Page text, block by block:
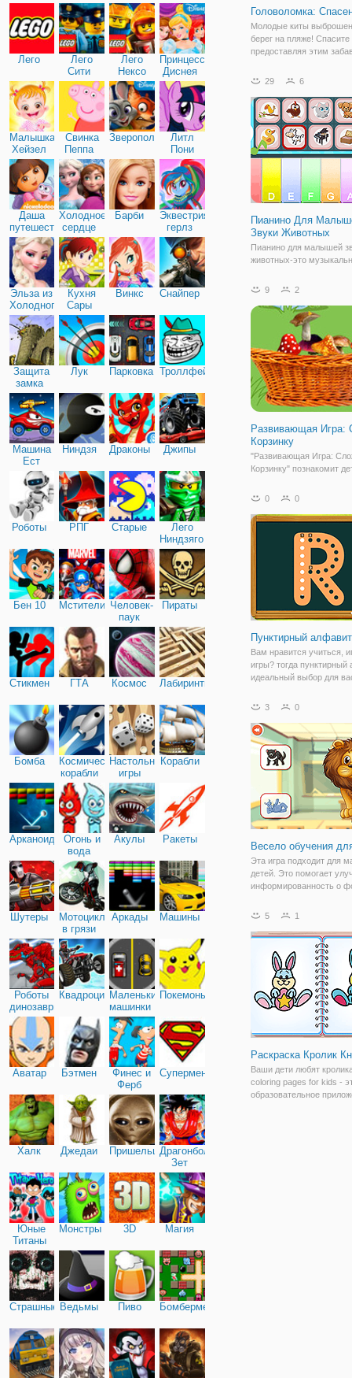
Лего
Лего
Сити
Лего
Нексо
Найтс
Принцессы
Диснея
Малышка
Хейзел
Свинка
Пеппа
Зверополис
Литл
Пони
Дружба
Даша
путешественница
Холодное
сердце
Барби
Эквестрия
герлз
Эльза из
Холодного
сердца
Кухня
Сары
Винкс Снайпер
Защита
замка
Лук Парковка Троллфейс
Машина
Ест
Машину
Ниндзя Драконы Джипы
Роботы РПГ Старые
Лего
Ниндзяго
Бен 10 Мстители Человек-
паук
Пираты
Стикмен ГТА Космос Лабиринты
Бомба
Космические
корабли
Настольные
игры
Корабли
Арканоид
Огонь и
вода
Акулы Ракеты
Шутеры
Мотоциклы
в грязи
Аркады Машины
Роботы
динозавры
КвадроциклыМаленькие
машинки
Покемоны
Аватар Бэтмен
Финес и
Ферб
Супермен
Халк Джедаи ПришельцыДрагонболл
Зет
Юные
Титаны
Монстры 3D Магия
Страшные Ведьмы Пиво Бомбермен
Головоломка:
Молодые киты
берег на пляже! Спасите
предоставляя этим
онлайн игре
игре вам предстоит
свою смекалку и
29 6
Пианино Для
Звуки Животных
Пианино для малышей
животных-это
звучат инструменты.
инструмент, чтобы
животного играют на
инструментах. Эта
9 2
Развивающая Игра:
Корзинку
"Развивающая Игра:
Корзинку" познакомит
познавательная флеш
в простом и понятном
оформлении. На
будут появляться
0 0
Пунктирный алфавит
Вам нравится учиться,
игры? тогда пунктирный
идеальный выбор для
на экран, и выберите
такие как “L” и “I” , легче
3 0
Весело обучения
Эта игра подходит для
детей. Это помогает
информированность о
животные, фрукты и
изображений в игре.
5 1
Раскраска Кролик
Ваши дети любят
coloring pages for kids -
образовательное